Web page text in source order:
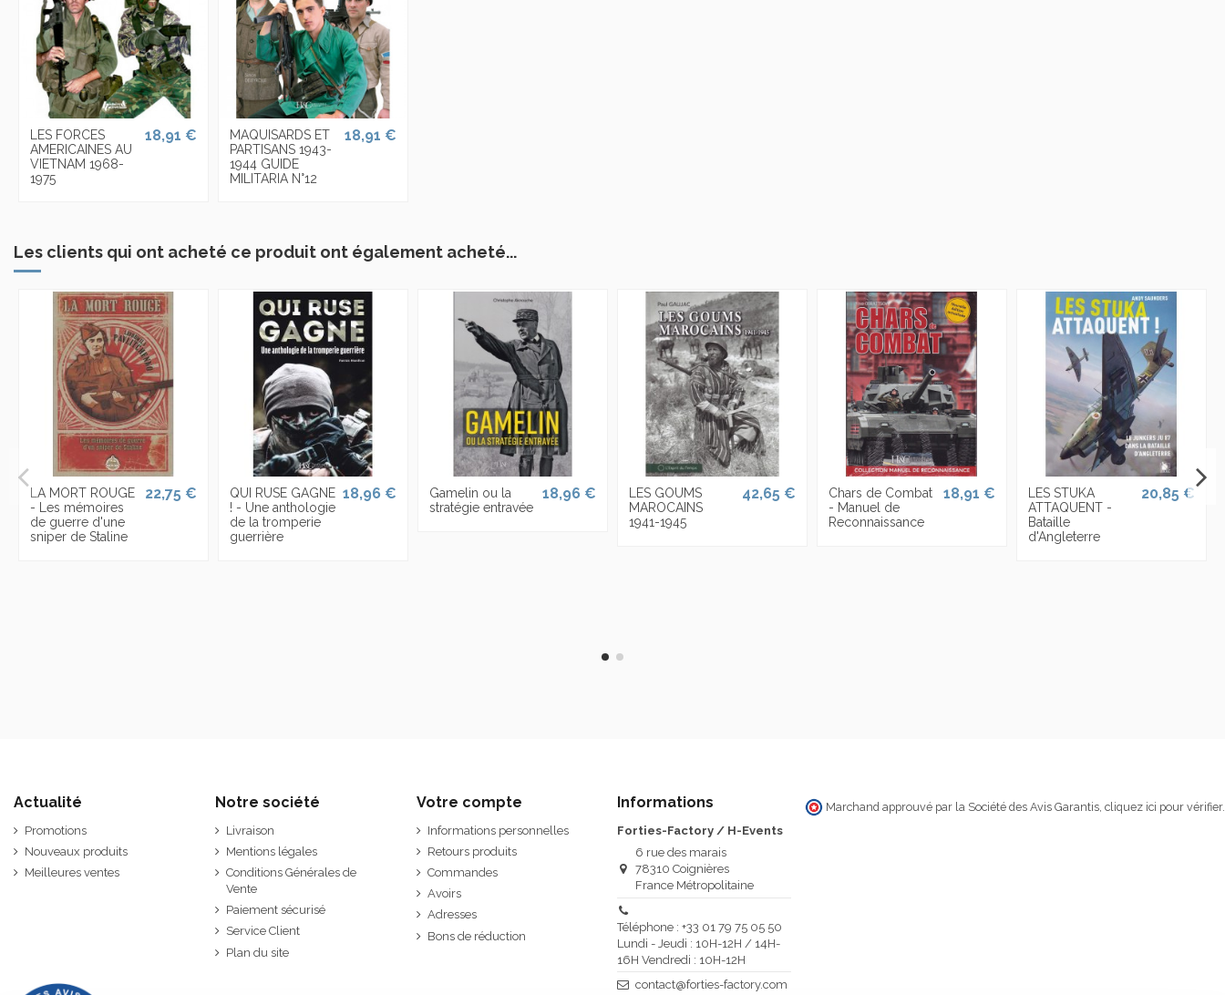
LES FORCES
AMERICAINES AU
VIETNAM 1968-
1975
18,91 €
MAQUISARDS ET
PARTISANS 1943-
1944 GUIDE
MILITARIA N°12
18,91 €
Les clients qui ont acheté ce produit ont également acheté...
LA MORT ROUGE
- Les mémoires
de guerre d'une
sniper de Staline
22,75 €
QUI RUSE GAGNE
! - Une anthologie
de la tromperie
guerrière
18,96 €
Gamelin ou la
stratégie entravée
18,96 €
LES GOUMS
MAROCAINS
1941-1945
42,65 €
Chars de Combat
- Manuel de
Reconnaissance
18,91 €
LES STUKA
ATTAQUENT -
Bataille
d'Angleterre
20,85 €
Actualité
Promotions
Nouveaux produits
Meilleures ventes
Notre société
Livraison
Mentions légales
Conditions Générales de
Vente
Paiement sécurisé
Service Client
Plan du site
Votre compte
Informations personnelles
Retours produits
Commandes
Avoirs
Adresses
Bons de réduction
Informations
Forties-Factory / H-Events
6 rue des marais
78310 Coignières
France Métropolitaine
Téléphone : +33 01 79 75 05 50
Lundi - Jeudi : 10H-12H / 14H-
16H Vendredi : 10H-12H
contact@forties-factory.com
Marchand approuvé par la Société des Avis Garantis, cliquez ici pour vérifier.